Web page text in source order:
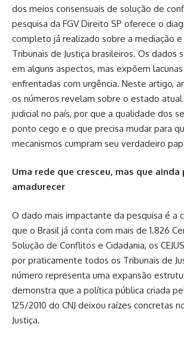
dos meios consensuais de solução de
pesquisa da FGV Direito SP oferece o
completo já realizado sobre a mediação e
Tribunais de Justiça brasileiros. Os dados
em alguns aspectos, mas expõem
enfrentadas com urgência. Neste artigo,
os números revelam sobre o estado atual
judicial no país, por que a qualidade dos
ponto cego e o que precisa mudar para
mecanismos cumpram seu verdadeiro
Uma rede que cresceu, mas que ainda
amadurecer
O dado mais impactante da pesquisa é a
que o Brasil já conta com mais de 1.826
Solução de Conflitos e Cidadania, os
por praticamente todos os Tribunais de
número representa uma expansão
demonstra que a política pública criada
125/2010 do CNJ deixou raízes concretas
Justiça.